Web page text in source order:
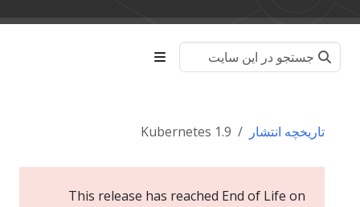
تاریخچه انتشار Kubernetes 1.9
This release has reached End of Life on